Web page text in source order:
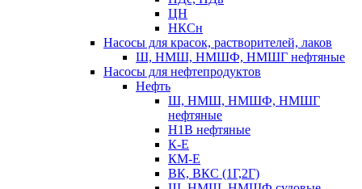
ЦН
НКСн
Насосы для красок, растворителей, лаков
Ш, НМШ, НМШФ, НМШГ нефтяные
Насосы для нефтепродуктов
Нефть
Ш, НМШ, НМШФ, НМШГ
нефтяные
Н1В нефтяные
К-Е
КМ-Е
ВК, ВКС (1Г,2Г)